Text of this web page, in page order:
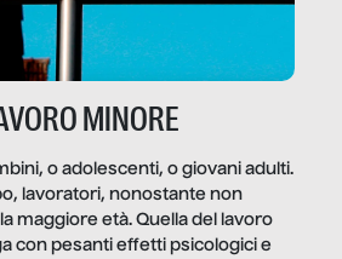
MINORE
o adolescenti, o giovani adulti.
lavoratori, nonostante non
maggiore età. Quella del lavoro
con pesanti effetti psicologici e